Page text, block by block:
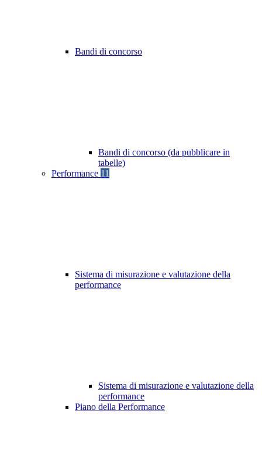
Bandi di concorso
Bandi di concorso (da pubblicare in
tabelle)
Performance 11
Sistema di misurazione e valutazione della
performance
Sistema di misurazione e valutazione della
performance
Piano della Performance